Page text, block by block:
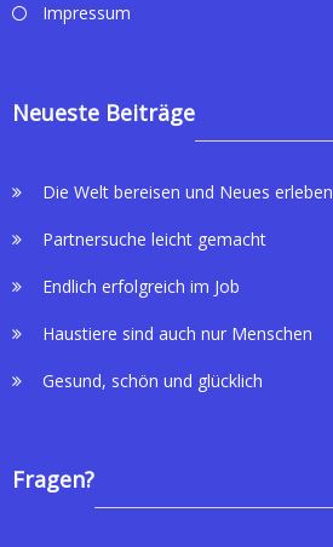
Impressum
Neueste Beiträge
Die Welt bereisen und Neues erleben
Partnersuche leicht gemacht
Endlich erfolgreich im Job
Haustiere sind auch nur Menschen
Gesund, schön und glücklich
Fragen?